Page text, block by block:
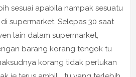
sesuai apabila nampak sesuatu
supermarket. Selepas 30 saat
lain dalam supermarket,
barang korang tengok tu
korang tidak perlukan